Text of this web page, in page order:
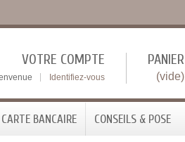
PANIER
(vide)
VOTRE COMPTE
Identifiez-vous
BANCAIRE CONSEILS & POSE